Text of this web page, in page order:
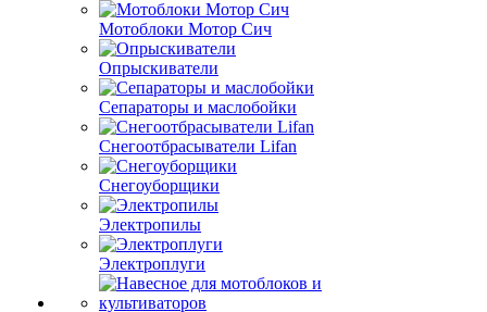
Мотоблоки Мотор Сич
Опрыскиватели
Сепараторы и маслобойки
Снегоотбрасыватели Lifan
Снегоуборщики
Электропилы
Электроплуги